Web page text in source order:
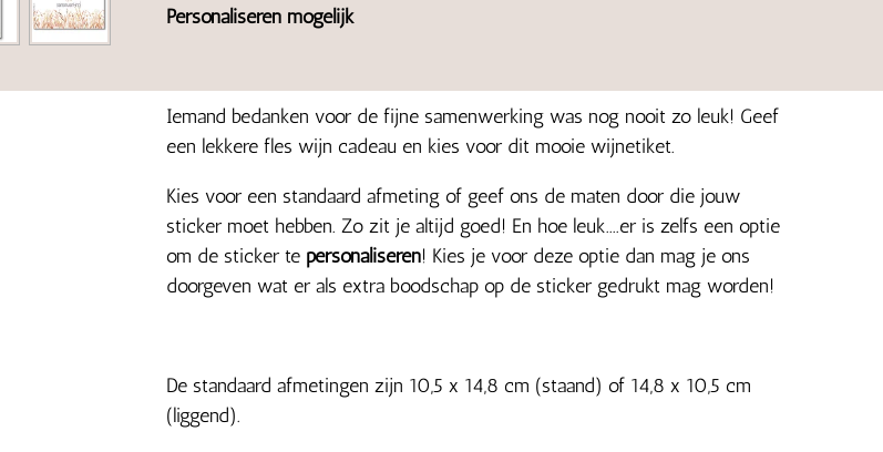
Personaliseren mogelijk
Iemand bedanken voor de fijne samenwerking was nog nooit zo leuk! Geef
een lekkere fles wijn cadeau en kies voor dit mooie wijnetiket.
Kies voor een standaard afmeting of geef ons de maten door die jouw
sticker moet hebben. Zo zit je altijd goed! En hoe leuk....er is zelfs een optie
om de sticker te personaliseren! Kies je voor deze optie dan mag je ons
doorgeven wat er als extra boodschap op de sticker gedrukt mag worden!
De standaard afmetingen zijn 10,5 x 14,8 cm (staand) of 14,8 x 10,5 cm
(liggend).